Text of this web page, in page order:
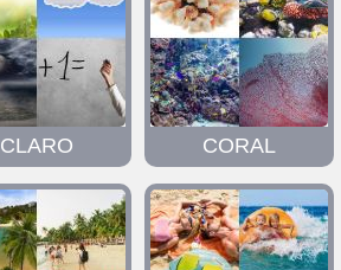
CLARO CORAL